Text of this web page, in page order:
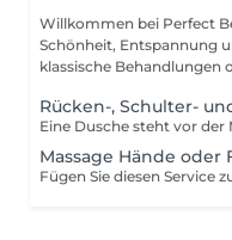
Willkommen bei Perfect
Schönheit, Entspannung und
klassische Behandlungen
Rücken-, Schulter-
Massage Hände oder
Fügen Sie diesen Service